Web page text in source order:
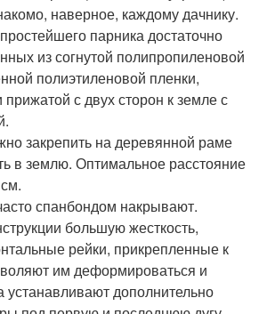
наверное, каждому дачнику.
парника достаточно
из согнутой полипропиленовой
полиэтиленовой пленки,
прижатой с двух сторон к земле с
закрепить на деревянной раме
в землю. Оптимальное расстояние
спанбондом накрывают.
большую жесткость,
рейки, прикрепленные к
им деформироваться и
дополнительно